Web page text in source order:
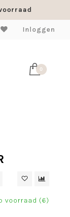
Inloggen
0
voorraad (6)